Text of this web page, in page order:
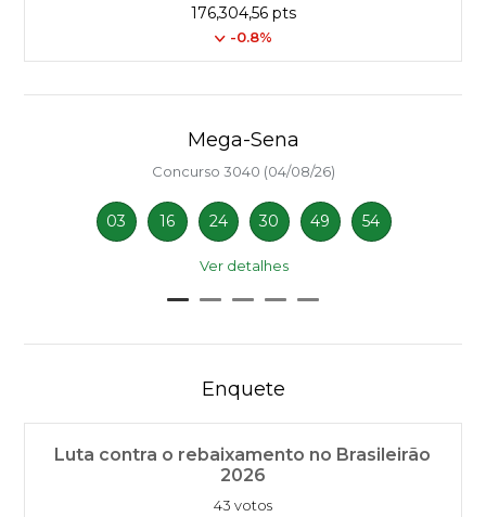
176,304,56 pts
-0.8%
Mega-Sena
Concurso 3040 (04/08/26)
03 16 24 30 49 54
Ver detalhes
Enquete
Luta contra o rebaixamento no Brasileirão
2026
43 votos